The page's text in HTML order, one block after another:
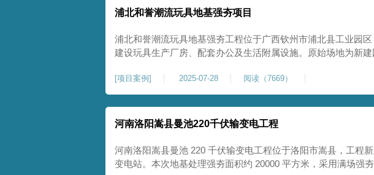
浦北和誉潮流玩具地基强夯项目
浦北和誉潮流玩具地基强夯工程位于广西钦州市浦北县工业园区
建设玩具生产厂房、配套办公及生活附属设施。原始场地为新建
差，若直接施工易出现地基不均匀沉降、地面开裂、墙体变形等
无法满足工业厂房长期荷载及规范建设标
[项目案例 ] 2025-07-28 阅读（7669）
河南洛阳嵩县曼池220千伏输变电工程
河南洛阳嵩县曼池 220 千伏输变电工程位于洛阳市嵩县，工程
变电站。本次地基处理强夯面积约 20000 平方米，采用满场强